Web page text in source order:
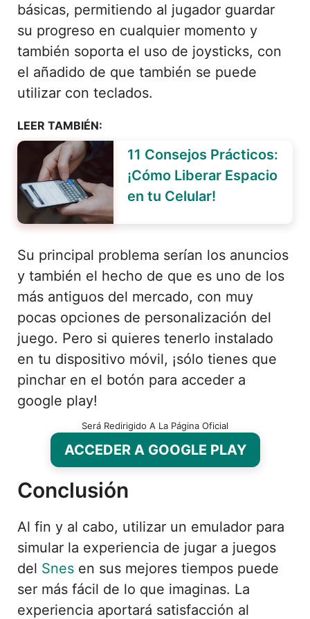
básicas, permitiendo al jugador guardar
su progreso en cualquier momento y
también soporta el uso de joysticks, con
el añadido de que también se puede
utilizar con teclados.
LEER TAMBIÉN:
11 Consejos Prácticos:
¡Cómo Liberar Espacio
en tu Celular!
Su principal problema serían los anuncios
y también el hecho de que es uno de los
más antiguos del mercado, con muy
pocas opciones de personalización del
juego. Pero si quieres tenerlo instalado
en tu dispositivo móvil, ¡sólo tienes que
pinchar en el botón para acceder a
google play!
Será Redirigido A La Página Oficial
ACCEDER A GOOGLE PLAY
Conclusión
Al fin y al cabo, utilizar un emulador para
simular la experiencia de jugar a juegos
del Snes en sus mejores tiempos puede
ser más fácil de lo que imaginas. La
experiencia aportará satisfacción al